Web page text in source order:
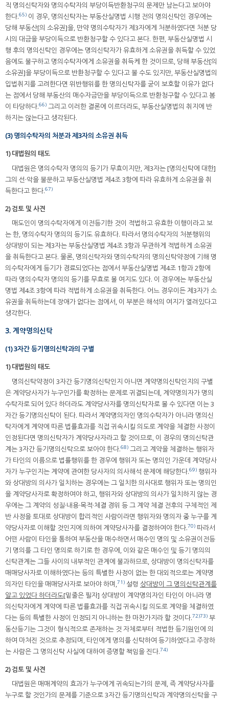
직 명의신탁자와 명의수탁자의 부당이득반환청구의 문제만 남는다고 보아야
한다.65) 이 경우, 명의신탁자는 부동산실명법 시행 전의 명의신탁인 경우에는
당해 부동산[의 소유권]을, 만약 명의수탁자가 제3자에게 처분하였다면 처분 당
시의 대금을 부당이득으로 반환청구할 수 있다고 본다. 한편, 부동산실명법 시
행 후의 명의신탁인 경우에는 명의신탁자가 유효하게 소유권을 취득할 수 있었
음에도 불구하고 명의수탁자에게 소유권을 취득케 한 것이므로, 당해 부동산[의
소유권]을 부당이득으로 반환청구할 수 있다고 볼 수도 있지만, 부동산실명법의
입법취지를 고려한다면 위반행위를 한 명의신탁자를 굳이 보호할 이유가 없다
는 점에서 당해 부동산의 매수자금만을 부당이득으로 반환청구할 수 있다고 봄
이 타당하다.66) 그리고 이러한 결론에 이르더라도, 부동산실명법의 취지에 반
하지는 않는다고 생각된다.
(3) 명의수탁자의 처분과 제3자의 소유권 취득
1) 대법원의 태도
대법원은 명의수탁자 명의의 등기가 무효이지만, 제3자는 [명의신탁에 대한]
그의 선·악을 불문하고 부동산실명법 제4조 3항에 따라 유효하게 소유권을 취
득한다고 한다.67)
2) 검토 및 사견
매도인이 명의수탁자에게 이전등기한 것이 적법하고 유효한 이행이라고 보
는 한, 명의수탁자 명의의 등기도 유효하다. 따라서 명의수탁자의 처분행위의
상대방이 되는 제3자는 부동산실명법 제4조 3항과 무관하게 적법하게 소유권
을 취득한다고 본다. 물론, 명의신탁자와 명의수탁자의 명의신탁약정에 기해 명
의수탁자에게 등기가 경료되었다는 점에서 부동산실명법 제4조 1항과 2항에
따라 명의수탁자 명의의 등기를 무효로 볼 여지도 있다. 이 경우에는 부동산실
명법 제4조 3항에 따라 적법하게 소유권을 취득한다. 어느 경우이든 제3자가 소
유권을 취득하는데 장애가 없다는 점에서, 이 부분은 해석의 여지가 열려있다고
생각한다.
3. 계약명의신탁
(1) 3자간 등기명의신탁과의 구별
1) 대법원의 태도
명의신탁약정이 3자간 등기명의신탁인지 아니면 계약명의신탁인지의 구별
은 계약당사자가 누구인가를 확정하는 문제로 귀결되는데, 계약명의자가 명의
수탁자로 되어 있다 하더라도 계약당사자를 명의신탁자로 볼 수 있다면 이는 3
자간 등기명의신탁이 된다. 따라서 계약명의자인 명의수탁자가 아니라 명의신
탁자에게 계약에 따른 법률효과를 직접 귀속시킬 의도로 계약을 체결한 사정이
인정된다면 명의신탁자가 계약당사자라고 할 것이므로, 이 경우의 명의신탁관
계는 3자간 등기명의신탁으로 보아야 한다.68) 그리고 계약을 체결하는 행위자
가 타인의 이름으로 법률행위를 한 경우에 행위자 또는 명의인 가운데 계약당사
자가 누구인지는 계약에 관여한 당사자의 의사해석 문제에 해당한다.69) 행위자
와 상대방의 의사가 일치하는 경우에는 그 일치한 의사대로 행위자 또는 명의인
을 계약당사자로 확정하여야 하고, 행위자와 상대방의 의사가 일치하지 않는 경
우에는 그 계약의 성질·내용·목적·체결 경위 등 그 계약 체결 전후의 구체적인 제
반 사정을 토대로 상대방이 합리적인 사람이라면 행위자와 명의자 중 누구를 계
약당사자로 이해할 것인지에 의하여 계약당사자를 결정하여야 한다.70) 따라서
어떤 사람이 타인을 통하여 부동산을 매수하면서 매수인 명의 및 소유권이전등
기 명의를 그 타인 명의로 하기로 한 경우에, 이와 같은 매수인 및 등기 명의의
신탁관계는 그들 사이의 내부적인 관계에 불과하므로, 상대방이 명의신탁자를
매매당사자로 이해하였다는 등의 특별한 사정이 없는 한 대외적으로는 계약명
의자인 타인을 매매당사자로 보아야 하며,71) 설령 상대방이 그 명의신탁관계를
알고 있었다 하더라도[밑줄은 필자] 상대방이 계약명의자인 타인이 아니라 명
의신탁자에게 계약에 따른 법률효과를 직접 귀속시킬 의도로 계약을 체결하였
다는 등의 특별한 사정이 인정되지 아니하는 한 마찬가지라 할 것이다.72)73) 부
동산등기는 그것이 형식적으로 존재하는 것 자체로부터 적법한 등기원인에 의
하여 마쳐진 것으로 추정되며, 타인에게 명의를 신탁하여 등기하였다고 주장하
는 사람은 그 명의신탁 사실에 대하여 증명할 책임을 진다.74)
2) 검토 및 사견
대법원은 매매계약의 효과가 누구에게 귀속되는가의 문제, 즉 계약당사자를
누구로 할 것인가의 문제를 기준으로 3자간 등기명의신탁과 계약명의신탁을 구